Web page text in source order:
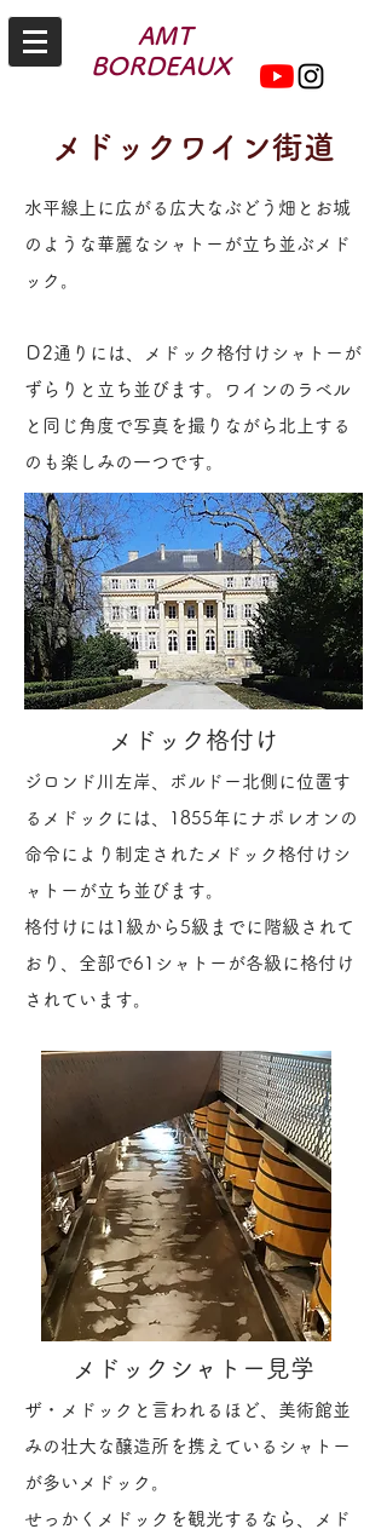
AMT
BORDEAUX
メドックワイン街道
水平線上に広がる広大なぶどう畑とお城
のような華麗なシャトーが立ち並ぶメド
ック。
Ｄ2通りには、メドック格付けシャトーが
ずらりと立ち並びます。ワインのラベル
と同じ角度で写真を撮りながら北上する
のも楽しみの一つです。
​メドック格付け
ジロンド川左岸、ボルドー北側に位置す
るメドックには
、1855年にナポレオンの
命令により制定されたメドック格付けシ
ャトーが立ち並びます。
格付けには1級から5級までに階級されて
おり、全部で61シャトーが各級に格付け
されています。
メドックシャトー見学
ザ・メドックと言われるほど、美術館並
みの壮大な醸造所を携えているシャトー
が多いメドック。
​せっかくメドックを観光するなら、メド